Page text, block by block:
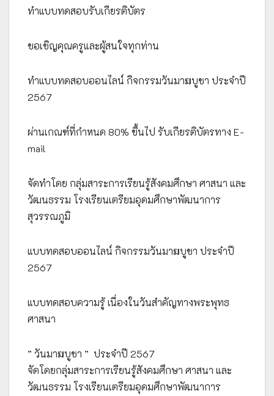
ทำแบบทดสอบรับเกียรติบัตร
ขอเชิญคุณครูและผู้สนใจทุกท่าน
ทำแบบทดสอบออนไลน์ กิจกรรมวันมาฆบูชา ประจำปี
2567
ผ่านเกณฑ์ที่กำหนด 80% ขึ้นไป รับเกียรติบัตรทาง E-
mail
จัดทำโดย กลุ่มสาระการเรียนรู้สังคมศึกษา ศาสนา และ
วัฒนธรรม โรงเรียนเตรียมอุดมศึกษาพัฒนาการ
สุวรรณภูมิ
แบบทดสอบออนไลน์ กิจกรรมวันมาฆบูชา ประจำปี
2567
แบบทดสอบความรู้ เนื่องในวันสำคัญทางพระพุทธ
ศาสนา
” วันมาฆบูชา ” ประจำปี 2567
จัดโดยกลุ่มสาระการเรียนรู้สังคมศึกษา ศาสนา และ
วัฒนธรรม โรงเรียนเตรียมอุดมศึกษาพัฒนาการ